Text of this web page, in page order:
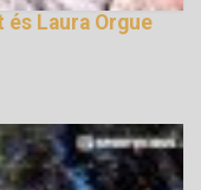
Laura Orgue